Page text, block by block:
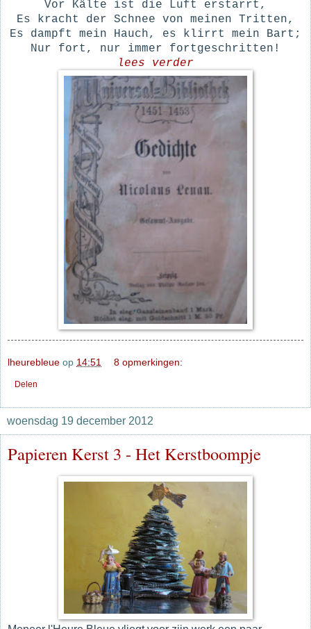
Vor Kälte ist die Luft erstarrt,
Es kracht der Schnee von meinen Tritten,
Es dampft mein Hauch, es klirrt mein Bart;
Nur fort, nur immer fortgeschritten!
lees verder
lheurebleue op 14:51 8 opmerkingen:
Delen
woensdag 19 december 2012
Papieren Kerst 3 - Het Kerstboompje